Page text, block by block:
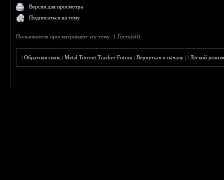
Версия для просмотра
Подписаться на тему
Пользователи просматривают эту тему: 1 Гость(ей)
|Обратная связь |Metal Torrent Tracker Forum |Вернуться к началу ||Лёгкий